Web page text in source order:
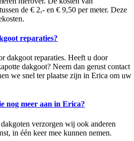
de € 2,- en € 9,50 per meter. Deze
reparaties?
dakgoot reparaties. Heeft u door
dakgoot? Neem dan gerust contact
we snel ter plaatse zijn in Erica om uw
nog meer aan in Erica?
verzorgen wij ook anderen
in één keer mee kunnen nemen.